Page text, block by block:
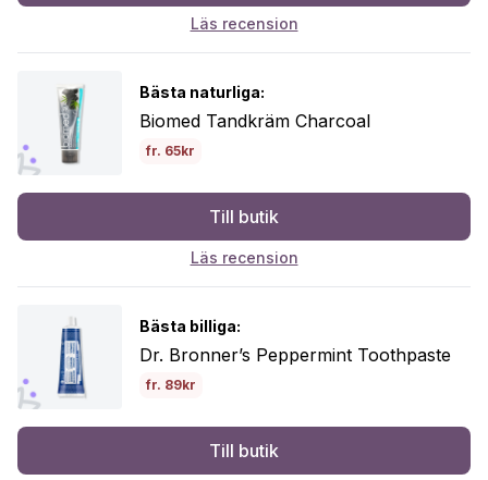
Läs recension
Bästa naturliga:
Biomed Tandkräm Charcoal
fr. 65kr
Till butik
Läs recension
Bästa billiga:
Dr. Bronner’s Peppermint Toothpaste
fr. 89kr
Till butik